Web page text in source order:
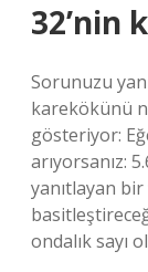
32’nin
Sorunuzu
karekökünü
gösteriyor:
arıyorsanız:
yanıtlayan
ondalık sayı